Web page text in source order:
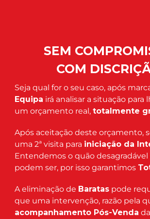
SEM
COM
Seja qual for o seu caso, após
Equipa irá analisar a situação para
um orçamento real, totalmente
Após aceitação deste orçamento,
uma 2ª visita para iniciação da
Entendemos o quão desagradável
podem ser, por isso garantimos
A eliminação de Baratas pode
que uma intervenção, razão pela
acompanhamento Pós-Venda